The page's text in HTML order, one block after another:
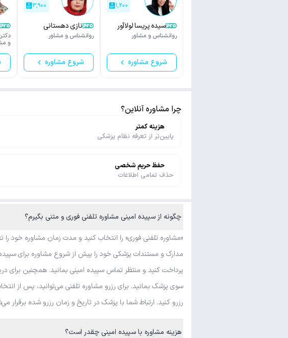
۱,۲۰۰
سیده پریسا لولاآور
روانشناس و مشاور
شروع مشاوره
۳,۹۰۰
نازی دهستانی
روانشناس و مشاور
شروع مشاوره
و
چرا مشاوره آنلاین؟
هزینه کمتر
پایین‌تر از تعرفه نظام پزشکی
حفظ حریم شخصی
حذف تمامی اطلاعات
چگونه از سپیده امینی مشاوره تلفنی فوری و متنی بگیرم؟
«مشاوره تلفنی فوری» را انتخاب کنید و مدت زمان مشاوره خود
مدارک و مستندات پزشکی خود را پیش از شروع مشاوره برای
پرداخت کنید و منتظر تماس سپیده امینی بمانید. همچنین برای
سوی پزشک بمانید. برای رزرو مشاوره تلفنی می‌توانید، پس از
رزرو کنید. ارتباط شما با پزشک در تاریخ و زمان رزرو شده برقرار
هزینه مشاوره با سپیده امینی چقدر است؟